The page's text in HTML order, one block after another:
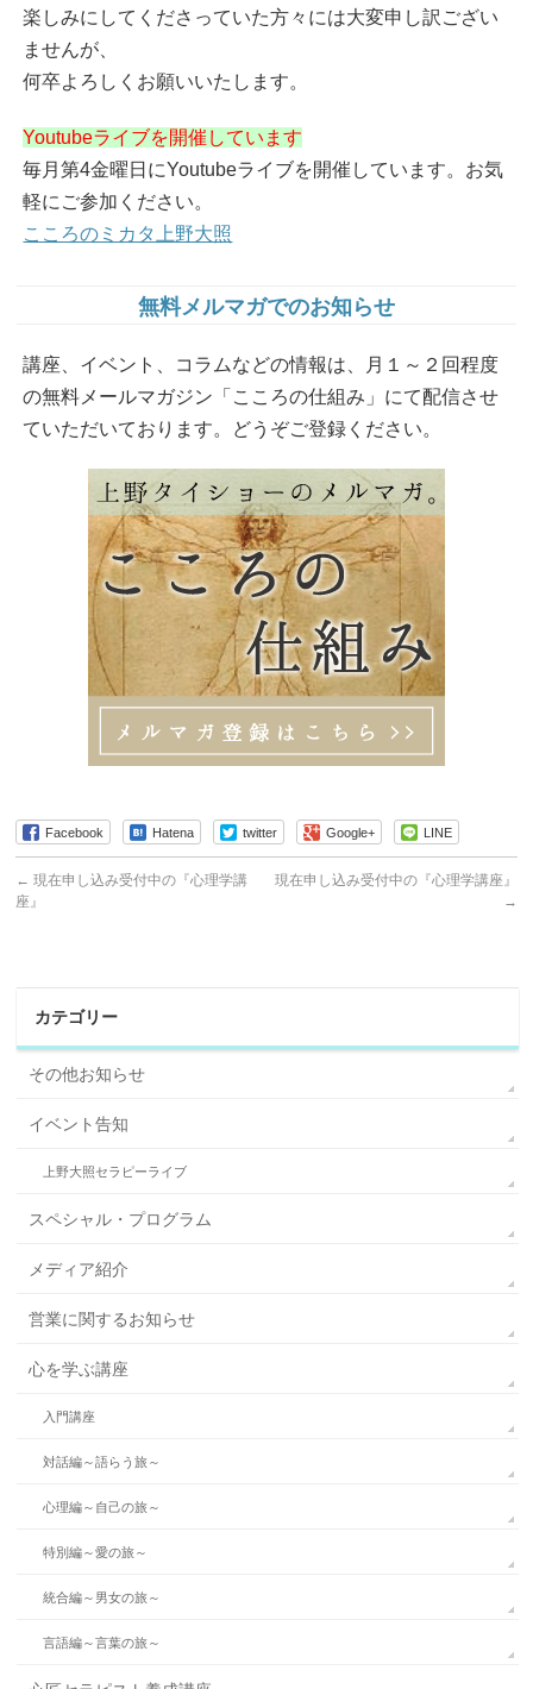
楽しみにしてくださっていた方々には大変申し訳ござい
ませんが、
何卒よろしくお願いいたします。
Youtubeライブを開催しています
毎月第4金曜日にYoutubeライブを開催しています。お気
軽にご参加ください。
こころのミカタ上野大照
無料メルマガでのお知らせ
講座、イベント、コラムなどの情報は、月１～２回程度
の無料メールマガジン「こころの仕組み」にて配信させ
ていただいております。どうぞご登録ください。
Facebook Hatena twitter Google+ LINE
← 現在申し込み受付中の『心理学講
座』
現在申し込み受付中の『心理学講座』
→
カテゴリー
その他お知らせ
イベント告知
上野大照セラピーライブ
スペシャル・プログラム
メディア紹介
営業に関するお知らせ
心を学ぶ講座
入門講座
対話編～語らう旅～
心理編～自己の旅～
特別編～愛の旅～
統合編～男女の旅～
言語編～言葉の旅～